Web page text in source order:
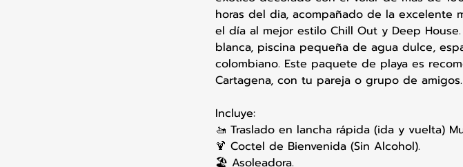
horas del dia, acompañado de la excelente
el día al mejor estilo Chill Out y Deep
blanca, piscina pequeña de agua dulce,
colombiano. Este paquete de playa es
Cartagena, con tu pareja o grupo de
Incluye:
🚤 Traslado en lancha rápida (ida y vuelta)
🍹 Coctel de Bienvenida (Sin Alcohol).
🏖 Asoleadora.